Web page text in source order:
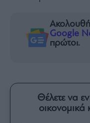
Google
πρώτοι.
Θέλετε να
οικονομικά